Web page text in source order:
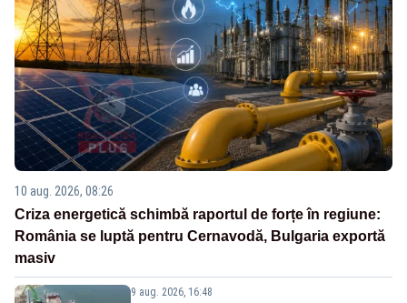
10 aug. 2026, 08:26
Criza energetică schimbă raportul de forțe în regiune:
România se luptă pentru Cernavodă, Bulgaria exportă
masiv
9 aug. 2026, 16:48